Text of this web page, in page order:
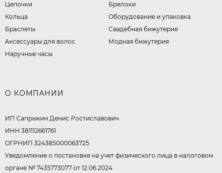
Цепочки
Кольца
Браслеты
Аксессуары для волос
Наручные часы
Брелоки
Оборудование и упаковка
Свадебная бижутерия
Модная бижутерия
О КОМПАНИИ
ИП Сапрыкин Денис Ростиславович
ИНН 381112661761
ОГРНИП 324385000063725
Уведомление о постановке на учет физического лица в налоговом
органе № 7435773077 от 12.06.2024